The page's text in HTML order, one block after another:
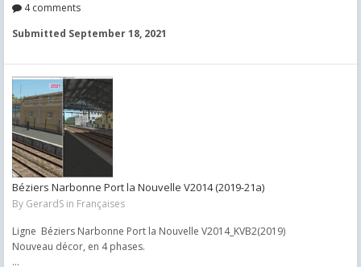
4 comments
Submitted September 18, 2021
Béziers Narbonne Port la Nouvelle V2014 (2019-21a)
By GerardS in Françaises
Ligne Béziers Narbonne Port la Nouvelle V2014_KVB2(2019)
Nouveau décor, en 4 phases.
...